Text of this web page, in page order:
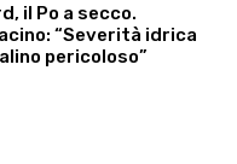
il Po a secco.
“Severità idrica
pericoloso”